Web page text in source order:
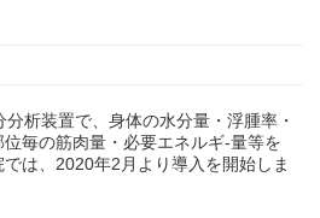
析装置で、身体の水分量・浮腫率・
毎の筋肉量・必要エネルギ-量等を
は、2020年2月より導入を開始しま